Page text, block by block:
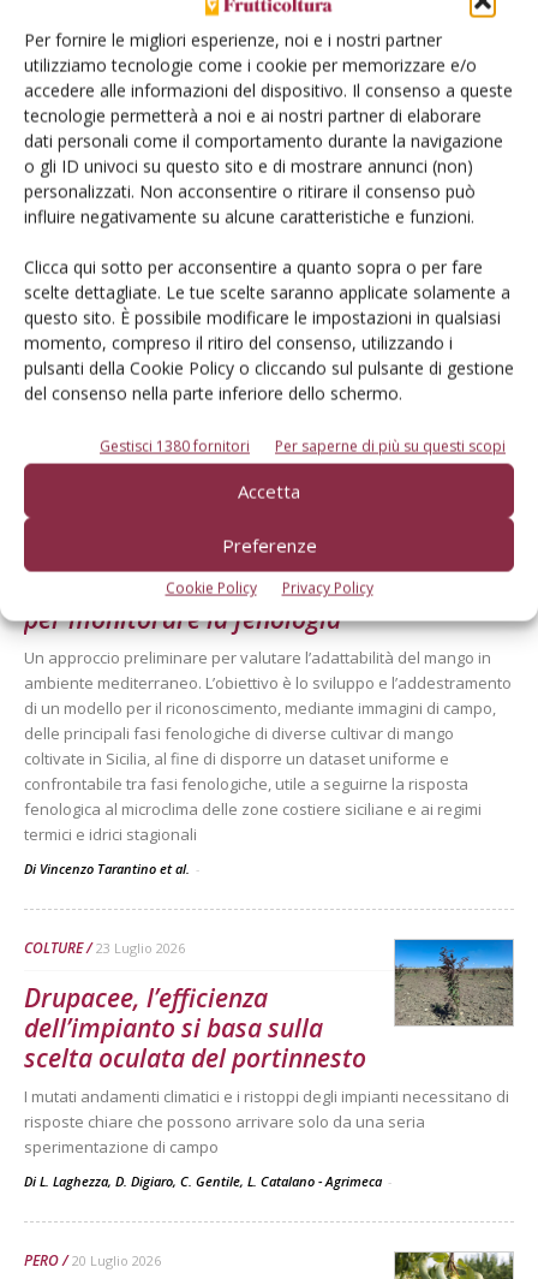
Per fornire le migliori esperienze, noi e i nostri partner
utilizziamo tecnologie come i cookie per memorizzare e/o
accedere alle informazioni del dispositivo. Il consenso a queste
tecnologie permetterà a noi e ai nostri partner di elaborare
dati personali come il comportamento durante la navigazione
o gli ID univoci su questo sito e di mostrare annunci (non)
personalizzati. Non acconsentire o ritirare il consenso può
influire negativamente su alcune caratteristiche e funzioni.
Clicca qui sotto per acconsentire a quanto sopra o per fare
scelte dettagliate. Le tue scelte saranno applicate solamente a
questo sito. È possibile modificare le impostazioni in qualsiasi
momento, compreso il ritiro del consenso, utilizzando i
pulsanti della Cookie Policy o cliccando sul pulsante di gestione
del consenso nella parte inferiore dello schermo.
Gestisci 1380 fornitori Per saperne di più su questi scopi
Accetta
Preferenze
Cookie Policy Privacy Policy
Dalla stessa categoria
Mele, la produzione europea
scenderà sotto i 10 milioni di
tonnellate
Secondo le previsioni di Prognosfruit 2026, pesano nel bilancio gli
DiRedazione Frutticoltura
30 Luglio 2026
Mango, intelligenza artificiale
per monitorare la fenologia
Un approccio preliminare per valutare l’adattabilità del mango in
ambiente mediterraneo. L’obiettivo è lo sviluppo e l’addestramento
di un modello per il riconoscimento, mediante immagini di campo,
delle principali fasi fenologiche di diverse cultivar di mango
coltivate in Sicilia, al fine di disporre un dataset uniforme e
confrontabile tra fasi fenologiche, utile a seguirne la risposta
fenologica al microclima delle zone costiere siciliane e ai regimi
termici e idrici stagionali
Di Vincenzo Tarantino et al. -
COLTURE 23 Luglio 2026
Drupacee, l’efficienza
dell’impianto si basa sulla
scelta oculata del portinnesto
I mutati andamenti climatici e i ristoppi degli impianti necessitano di
risposte chiare che possono arrivare solo da una seria
sperimentazione di campo
Di L. Laghezza, D. Digiaro, C. Gentile, L. Catalano - Agrimeca -
PERO 20 Luglio 2026